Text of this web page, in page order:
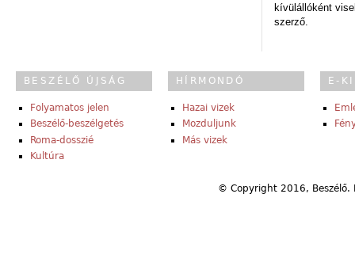
kívülállóként
szerző.
BESZÉLŐ ÚJSÁG
Folyamatos jelen
Beszélő-beszélgetés
Roma-dosszié
Kultúra
HÍRMONDÓ
Hazai vizek
Mozduljunk
Más vizek
E-
© Copyright 2016,